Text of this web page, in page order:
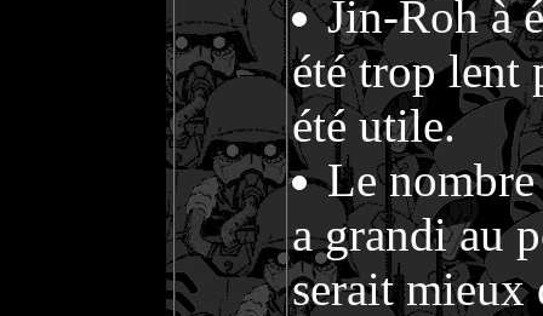
Jin-Roh à
été trop lent
été utile.
Le
a grandi au
serait mieux